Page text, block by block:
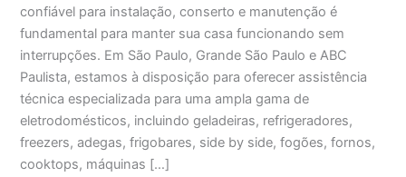
confiável para instalação, conserto e manutenção é
fundamental para manter sua casa funcionando sem
interrupções. Em São Paulo, Grande São Paulo e ABC
Paulista, estamos à disposição para oferecer assistência
técnica especializada para uma ampla gama de
eletrodomésticos, incluindo geladeiras, refrigeradores,
freezers, adegas, frigobares, side by side, fogões, fornos,
cooktops, máquinas […]